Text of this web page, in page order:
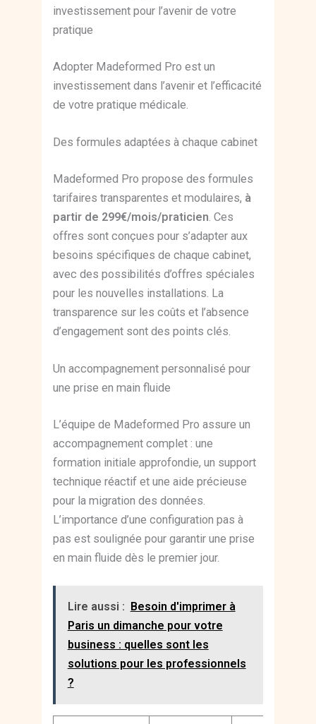
investissement pour l’avenir de votre
pratique
Adopter Madeformed Pro est un
investissement dans l’avenir et l’efficacité
de votre pratique médicale.
Des formules adaptées à chaque cabinet
Madeformed Pro propose des formules
tarifaires transparentes et modulaires, à
partir de 299€/mois/praticien . Ces
offres sont conçues pour s’adapter aux
besoins spécifiques de chaque cabinet,
avec des possibilités d’offres spéciales
pour les nouvelles installations. La
transparence sur les coûts et l’absence
d’engagement sont des points clés.
Un accompagnement personnalisé pour
une prise en main fluide
L’équipe de Madeformed Pro assure un
accompagnement complet : une
formation initiale approfondie, un support
technique réactif et une aide précieuse
pour la migration des données.
L’importance d’une configuration pas à
pas est soulignée pour garantir une prise
en main fluide dès le premier jour.
Lire aussi :
Besoin d'imprimer à
Paris un dimanche pour votre
business : quelles sont les
solutions pour les professionnels
?